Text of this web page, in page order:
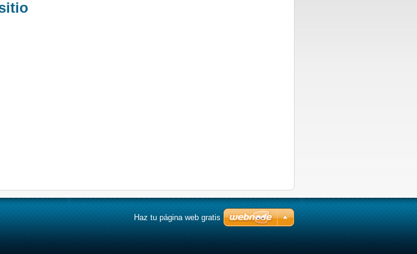
Haz tu página web gratis